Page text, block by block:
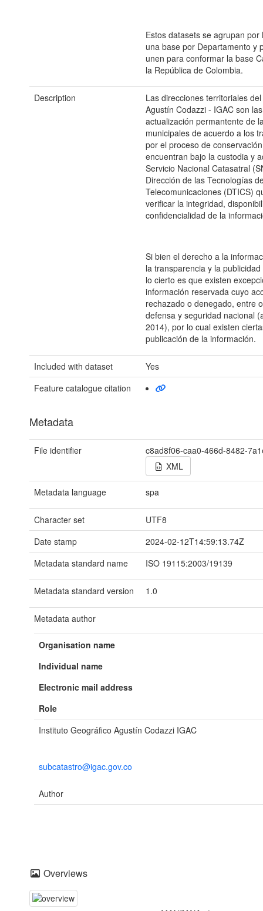
Estos datasets se agrupan
una base por Departamento y
unen para conformar la base
la República de Colombia.
Description
Las direcciones territoriales
Agustín Codazzi - IGAC son
actualización permantente de
municipales de acuerdo a los
por el proceso de
encuentran bajo la custodia y
Servicio Nacional Catasatral
Dirección de las Tecnologías
Telecomunicaciones (DTICS)
verificar la integridad,
confidencialidad de la
Si bien el derecho a la
la transparencia y la
lo cierto es que existen
información reservada cuyo
rechazado o denegado, entre
defensa y seguridad nacional
2014), por lo cual existen
publicación de la información.
Included with dataset
Yes
Feature catalogue citation
Metadata
File identifier
c8ad8f06-caa0-466d-8482-
XML
Metadata language spa
Character set
UTF8
Date stamp
2024-02-12T14:59:13.74Z
Metadata standard name
ISO 19115:2003/19139
Metadata standard version 1.0
Metadata author
Organisation name
Individual name
Electronic mail address
Role
Instituto Geográfico Agustín Codazzi IGAC
subcatastro@igac.gov.co
Author
Overviews